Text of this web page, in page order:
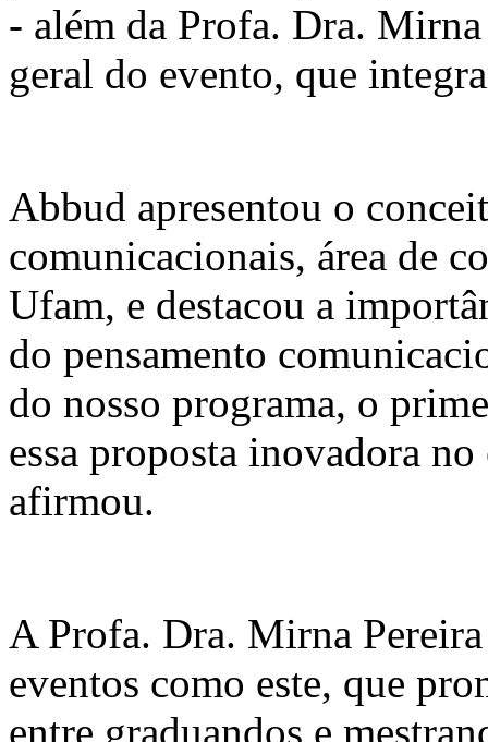
- além da Profa. Dra.
geral do evento, que
Abbud apresentou o
comunicacionais, área de
Ufam, e destacou a
do pensamento
do nosso programa, o
essa proposta inovadora
afirmou.
A Profa. Dra. Mirna
eventos como este, que
entre graduandos e